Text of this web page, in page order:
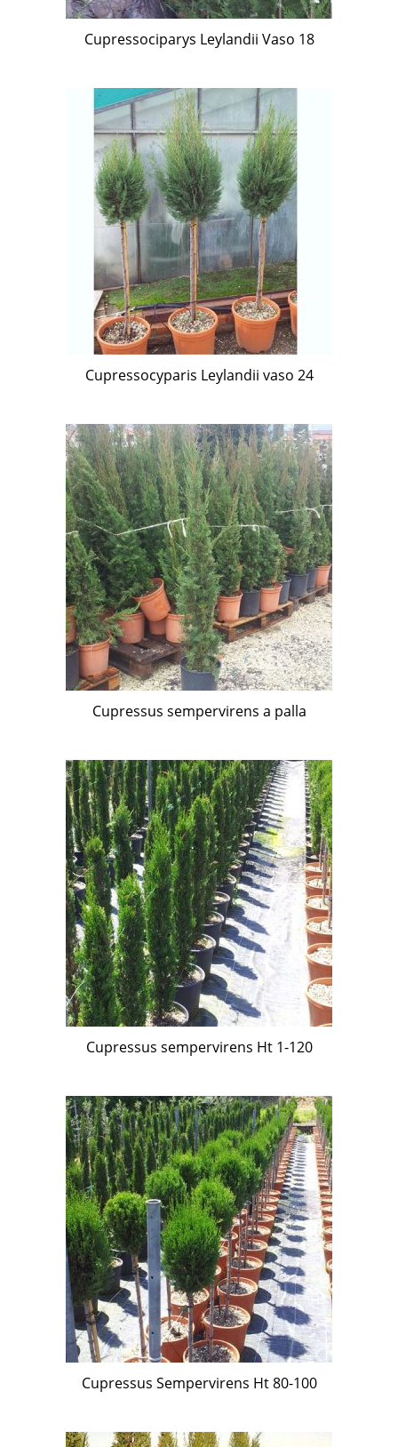
Cupressociparys Leylandii Vaso 18
Cupressocyparis Leylandii vaso 24
Cupressus sempervirens a palla
Cupressus sempervirens Ht 1-120
Cupressus Sempervirens Ht 80-100